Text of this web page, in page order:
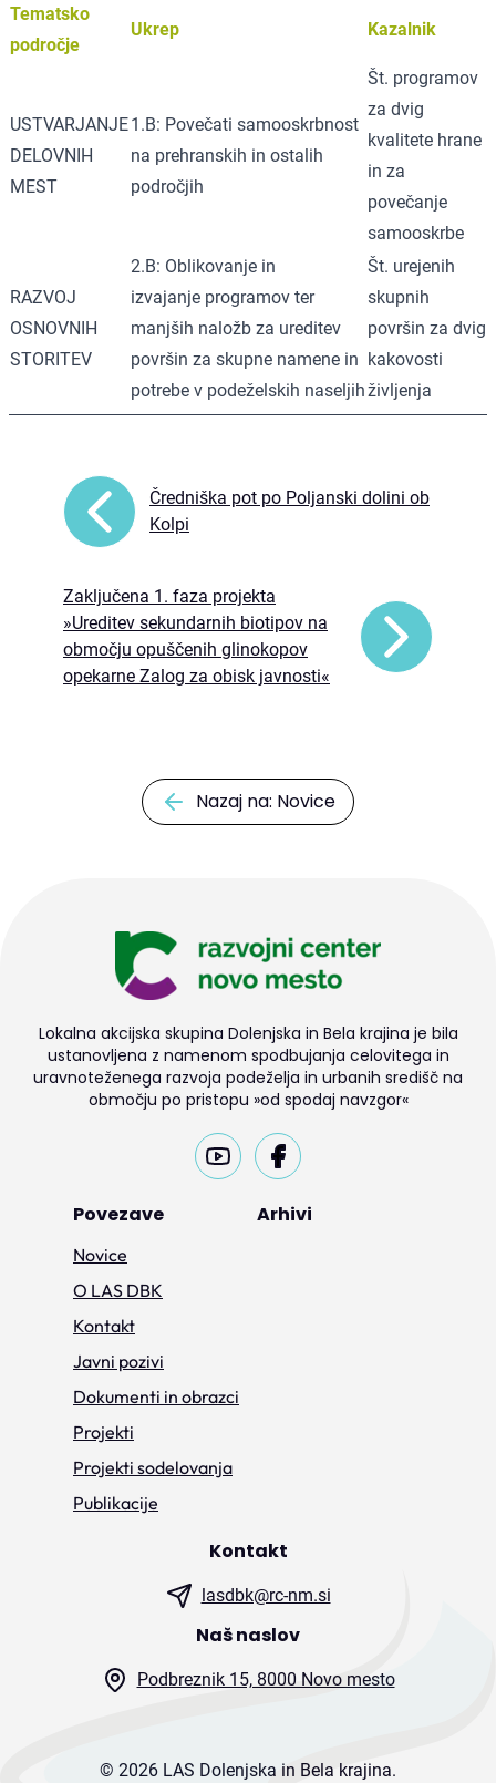
Tematsko
področje
Ukrep Kazalnik
USTVARJANJE
DELOVNIH
MEST
1.B: Povečati samooskrbnost
na prehranskih in ostalih
področjih
Št. programov
za dvig
kvalitete hrane
in za
povečanje
samooskrbe
RAZVOJ
OSNOVNIH
STORITEV
2.B: Oblikovanje in
izvajanje programov ter
manjših naložb za ureditev
površin za skupne namene in
potrebe v podeželskih naseljih
Št. urejenih
skupnih
površin za dvig
kakovosti
življenja
Čredniška pot po Poljanski dolini ob
Kolpi
Zaključena 1. faza projekta
»Ureditev sekundarnih biotipov na
območju opuščenih glinokopov
opekarne Zalog za obisk javnosti«
Nazaj na: Novice
Lokalna akcijska skupina Dolenjska in Bela krajina je bila
ustanovljena z namenom spodbujanja celovitega in
uravnoteženega razvoja podeželja in urbanih središč na
območju po pristopu »od spodaj navzgor«
Povezave
Novice
O LAS DBK
Kontakt
Javni pozivi
Dokumenti in obrazci
Projekti
Projekti sodelovanja
Publikacije
Arhivi
Kontakt
lasdbk@rc-nm.si
Naš naslov
Podbreznik 15, 8000 Novo mesto
© 2026 LAS Dolenjska in Bela krajina.